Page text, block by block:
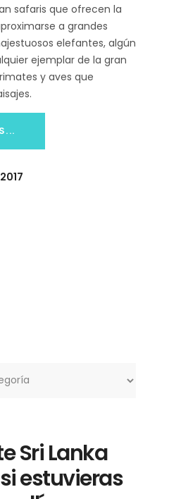
safaris que ofrecen la
a grandes
elefantes, algún
ejemplar de la gran
y aves que
Sri Lanka
estuvieras